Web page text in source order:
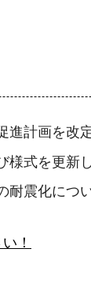
進計画を
様式を
震化につ
！